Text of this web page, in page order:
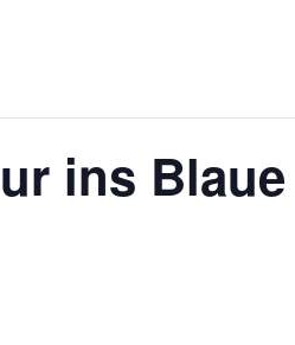
ins Blaue